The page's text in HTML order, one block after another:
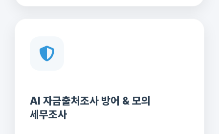
AI 자금출처조사 방어 & 모의
세무조사